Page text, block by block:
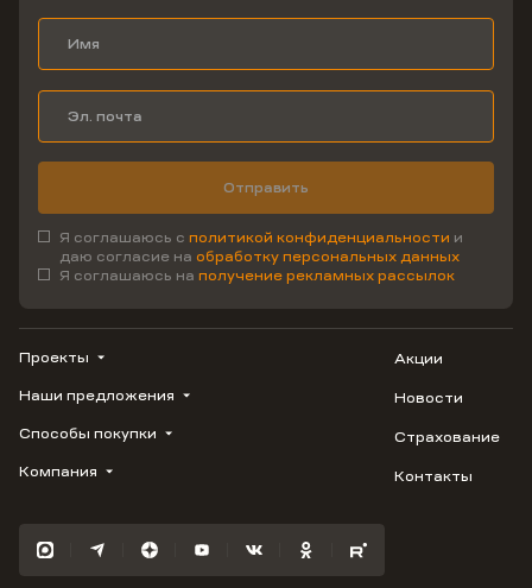
Отправить
Я соглашаюсь с политикой конфиденциальности и
даю согласие на обработку персональных данных
Я соглашаюсь на получение рекламных рассылок
Проекты
ВЕРН
1799
Флора
Наши предложения
Купить квартиру
Студию
3-комнатную
Способы покупки
Трейд-ин
Компания
Карьера
Акции
Новости
Страхование
Контакты